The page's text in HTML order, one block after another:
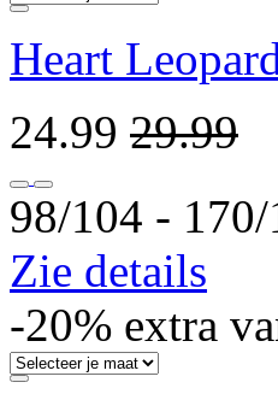
Heart
24.99 29.99
98/104 ‐
Zie details
-20% extra